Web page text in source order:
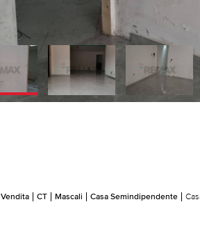
Vendita CT Mascali Casa Semindipendente